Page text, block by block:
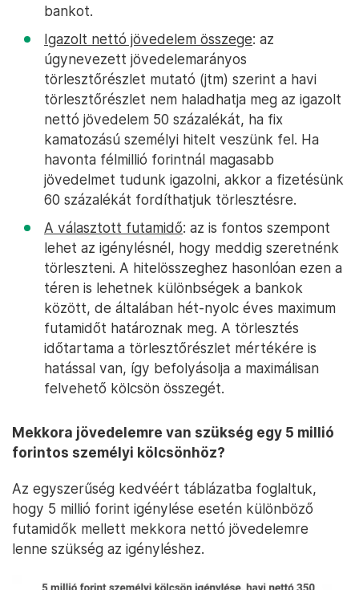
bankot.
Igazolt nettó jövedelem összege: az
úgynevezett jövedelemarányos
törlesztőrészlet mutató (jtm) szerint a havi
törlesztőrészlet nem haladhatja meg az igazolt
nettó jövedelem 50 százalékát, ha fix
kamatozású személyi hitelt veszünk fel. Ha
havonta félmillió forintnál magasabb
jövedelmet tudunk igazolni, akkor a fizetésünk
60 százalékát fordíthatjuk törlesztésre.
A választott futamidő: az is fontos szempont
lehet az igénylésnél, hogy meddig szeretnénk
törleszteni. A hitelösszeghez hasonlóan ezen a
téren is lehetnek különbségek a bankok
között, de általában hét-nyolc éves maximum
futamidőt határoznak meg. A törlesztés
időtartama a törlesztőrészlet mértékére is
hatással van, így befolyásolja a maximálisan
felvehető kölcsön összegét.
Mekkora jövedelemre van szükség egy 5 millió
forintos személyi kölcsönhöz?
Az egyszerűség kedvéért táblázatba foglaltuk,
hogy 5 millió forint igénylése esetén különböző
futamidők mellett mekkora nettó jövedelemre
lenne szükség az igényléshez.